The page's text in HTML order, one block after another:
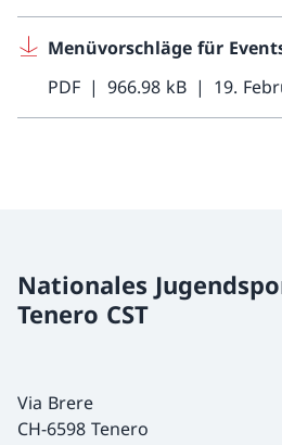
Menüvorschläge für
PDF
966.98 kB 19.
Nationales
Tenero CST
Via Brere
CH-6598 Tenero